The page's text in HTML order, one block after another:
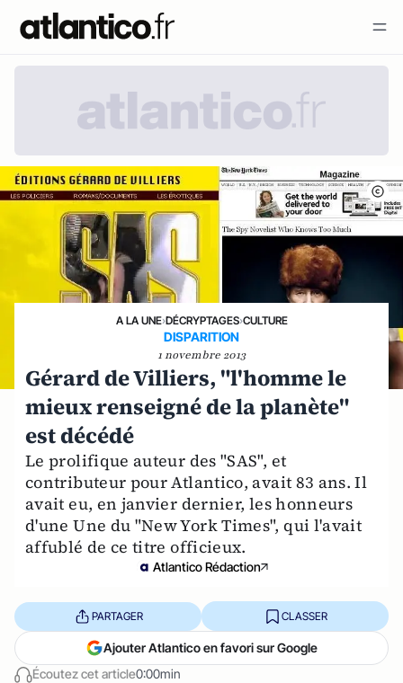
A LA UNE›DÉCRYPTAGES›CULTURE
DISPARITION
1 novembre 2013
Gérard de Villiers, "l'homme le
mieux renseigné de la planète"
est décédé
Le prolifique auteur des "SAS", et
contributeur pour Atlantico, avait 83 ans. Il
avait eu, en janvier dernier, les honneurs
d'une Une du "New York Times", qui l'avait
affublé de ce titre officieux.
Atlantico Rédaction
Écoutez cet article0:00min
PARTAGER CLASSER
Ajouter Atlantico en favori sur Google